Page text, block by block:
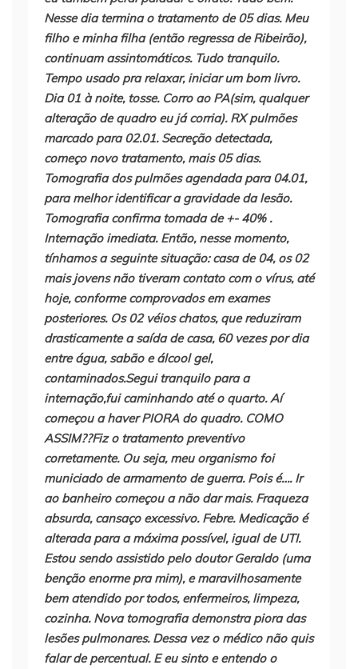
Nesse dia termina o tratamento de 05 dias. Meu
filho e minha filha (então regressa de Ribeirão),
continuam assintomáticos. Tudo tranquilo.
Tempo usado pra relaxar, iniciar um bom livro.
Dia 01 à noite, tosse. Corro ao PA(sim, qualquer
alteração de quadro eu já corria). RX pulmões
marcado para 02.01. Secreção detectada,
começo novo tratamento, mais 05 dias.
Tomografia dos pulmões agendada para 04.01,
para melhor identificar a gravidade da lesão.
Tomografia confirma tomada de +- 40% .
Internação imediata. Então, nesse momento,
tínhamos a seguinte situação: casa de 04, os 02
mais jovens não tiveram contato com o vírus, até
hoje, conforme comprovados em exames
posteriores. Os 02 véios chatos, que reduziram
drasticamente a saída de casa, 60 vezes por dia
entre água, sabão e álcool gel,
contaminados.Segui tranquilo para a
internação,fui caminhando até o quarto. Aí
começou a haver PIORA do quadro. COMO
ASSIM??Fiz o tratamento preventivo
corretamente. Ou seja, meu organismo foi
municiado de armamento de guerra. Pois é…. Ir
ao banheiro começou a não dar mais. Fraqueza
absurda, cansaço excessivo. Febre. Medicação é
alterada para a máxima possível, igual de UTI.
Estou sendo assistido pelo doutor Geraldo (uma
benção enorme pra mim), e maravilhosamente
bem atendido por todos, enfermeiros, limpeza,
cozinha. Nova tomografia demonstra piora das
lesões pulmonares. Dessa vez o médico não quis
falar de percentual. E eu sinto e entendo o